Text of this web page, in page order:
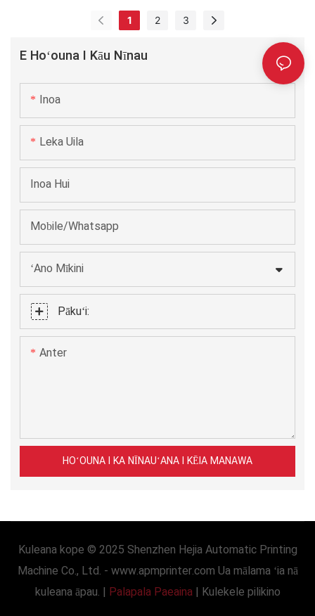
E Hoʻouna I Kāu Nīnau
Inoa
Leka Uila
Inoa Hui
Mobile/Whatsapp
ʻAno Mīkini
Pākuʻi:
Anter
HOʻOUNA I KA NĪNAUʻANA I KĒIA MANAWA
1 2 3
Kuleana kope © 2025 Shenzhen Hejia Automatic Printing
Machine Co., Ltd. - www.apmprinter.com Ua mālama ʻia nā
kuleana āpau. | Palapala Paeaina| Kulekele pilikino